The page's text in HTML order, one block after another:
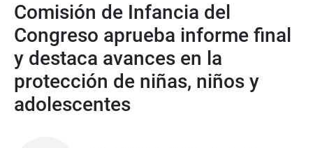
Comisión de Infancia del
Congreso aprueba informe final
y destaca avances en la
protección de niñas, niños y
adolescentes